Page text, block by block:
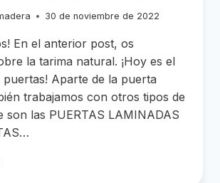
30 de noviembre de 2022
En el anterior post, os
la tarima natural. ¡Hoy es el
Aparte de la puerta
trabajamos con otros tipos de
son las PUERTAS LAMINADAS